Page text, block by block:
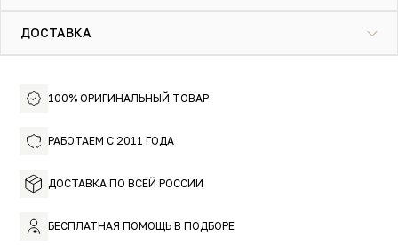
100% ОРИГИНАЛЬНЫЙ ТОВАР
РАБОТАЕМ С 2011 ГОДА
ДОСТАВКА ПО ВСЕЙ РОССИИ
БЕСПЛАТНАЯ ПОМОЩЬ В ПОДБОРЕ
ванили и мягкого сандала.
Яркий аромат для решительных натур и страстного
ДОСТАВКА